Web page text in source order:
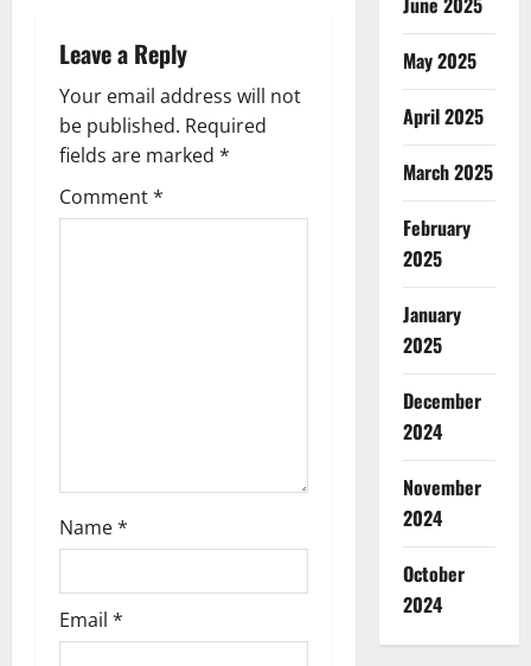
a
t
i
o
Leave a Reply
Your email address will not
be published. Required
fields are marked *
Comment*
Name*
Email *
May 2025
April 2025
March 2025
February
2025
January
2025
December
2024
November
2024
October
2024